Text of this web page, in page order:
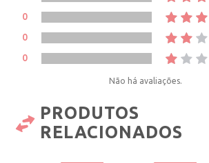
0
0
0
Não há avaliações.
PRODUTOS
RELACIONADOS